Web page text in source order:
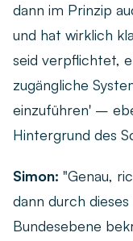
dann im Prinzip
und hat wirklich
seid verpflichtet,
zugängliche
einzuführen' –
Hintergrund des
Simon: "Genau,
dann durch
Bundesebene